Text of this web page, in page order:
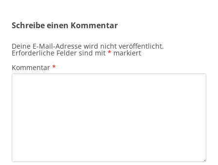
Schreibe einen Kommentar
Deine E-Mail-Adresse wird nicht veröffentlicht.
Erforderliche Felder sind mit * markiert
Kommentar *